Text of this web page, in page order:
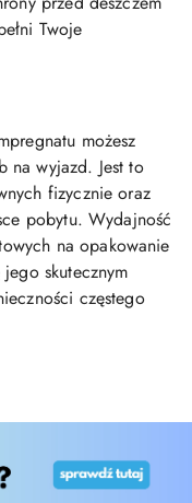
Twoje
możesz
na wyjazd. Jest to
fizycznie oraz
pobytu. Wydajność
na opakowanie
skutecznym
częstego